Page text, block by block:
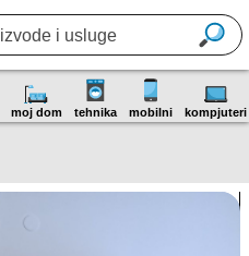
moj dom tehnika mobilni kompjuteri